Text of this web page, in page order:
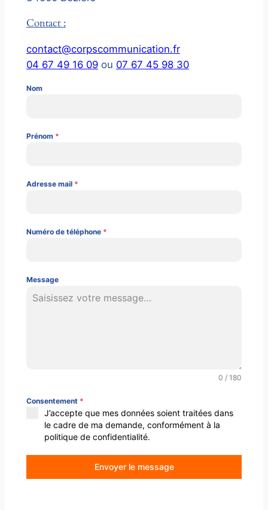
Contact :
contact@corpscommunication.fr
04 67 49 16 09ou 07 67 45 98 30
Nom
Prénom *
Adresse mail *
Numéro de téléphone *
Message
0 / 180
Consentement *
J’accepte que mes données soient traitées dans
le cadre de ma demande, conformément à la
politique de confidentialité.
Envoyer le message